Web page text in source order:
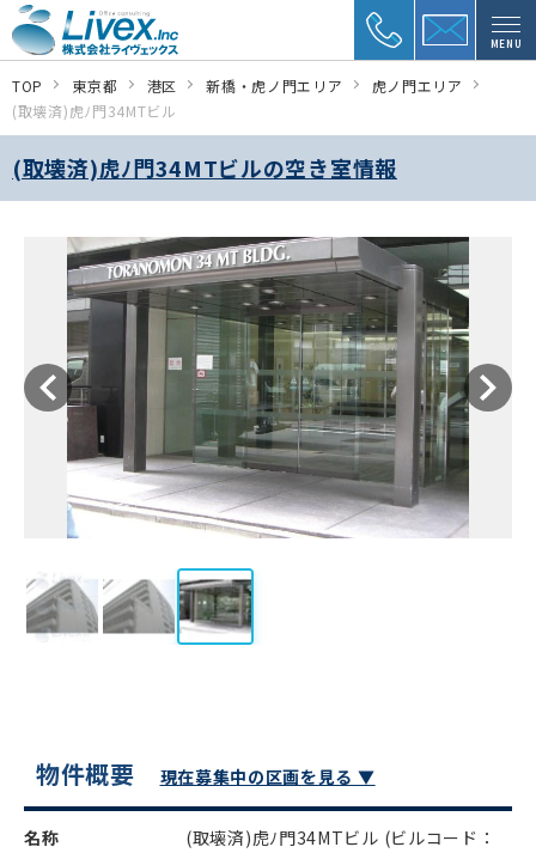
MENU
TOP 東京都 港区 新橋・虎ノ門エリア
虎ノ門エリア
(取壊済)虎ﾉ門34MTビル
(取壊済)虎ﾉ門34MTビルの空き室情報
物件概要 現在募集中の区画を見る ▼
名称 (取壊済)虎ﾉ門34MTビル (ビルコード：